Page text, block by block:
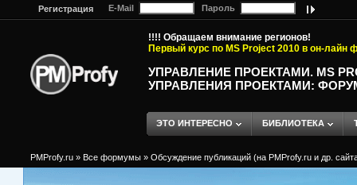
Регистрация E-Mail Пароль
!!!! Обращаем внимание регионов!
Первый курс по MS Project 2010 в он-лайн
УПРАВЛЕНИЕ ПРОЕКТАМИ. MS
УПРАВЛЕНИЯ ПРОЕКТАМИ:
ЭТО ИНТЕРЕСНО БИБЛИОТЕКА
PMProfy.ru » Все формумы » Обсуждение публикаций (на PMProfy.ru и др.